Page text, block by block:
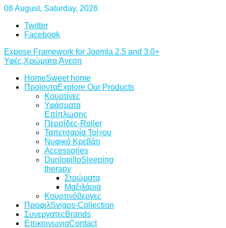
08 August, Saturday, 2026
Twitter
Facebook
Expose Framework for Joomla 2.5 and 3.0+
Υφές,Χρώματα,Άνεση
HomeSweet home
ΠροϊονταExplore Our Products
Κουρτίνες
Υφάσματα
Επίπλωσης
Περσίδες-Roller
Ταπετσαρία Τοίχου
Νυφικό Κρεβάτι
Accessories
DunlopilloSleeping
therapy
Στρώματα
Μαξιλάρια
Κουρτινόβεργες
ΠροφιλSvigos-Collection
ΣυνεργατεςBrands
ΕπικοινωνιαContact